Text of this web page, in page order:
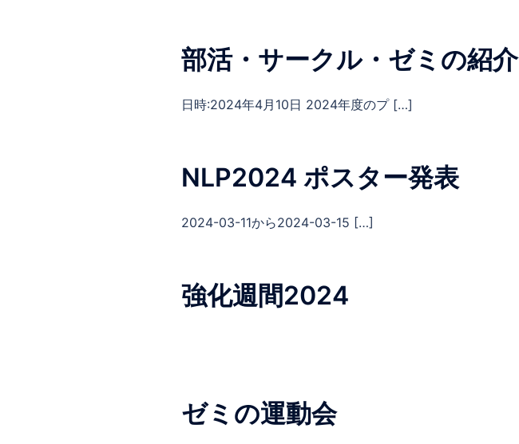
部活・サークル・ゼミの紹介
日時:2024年4月10日 2024年度のプ […]
NLP2024 ポスター発表
2024-03-11から2024-03-15 […]
強化週間2024
ゼミの運動会